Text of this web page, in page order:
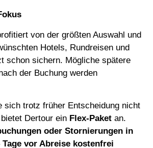
von der größten Auswahl und
Hotels, Rundreisen und
schon sichern. Mögliche spätere
der Buchung werden
sich trotz früher Entscheidung nicht
Dertour ein Flex-Paket an.
oder Stornierungen in
vor Abreise kostenfrei